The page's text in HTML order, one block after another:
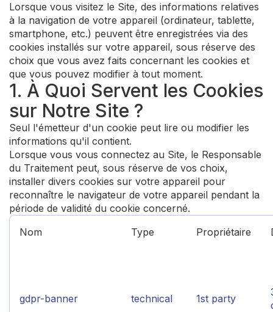
Lorsque vous visitez le Site, des informations relatives
à la navigation de votre appareil (ordinateur, tablette,
smartphone, etc.) peuvent être enregistrées via des
cookies installés sur votre appareil, sous réserve des
choix que vous avez faits concernant les cookies et
que vous pouvez modifier à tout moment.
1. À Quoi Servent les Cookies
sur Notre Site ?
Seul l'émetteur d'un cookie peut lire ou modifier les
informations qu'il contient.
Lorsque vous vous connectez au Site, le Responsable
du Traitement peut, sous réserve de vos choix,
installer divers cookies sur votre appareil pour
reconnaître le navigateur de votre appareil pendant la
période de validité du cookie concerné.
Nom
Type Propriétaire
gdpr-banner technical 1st party